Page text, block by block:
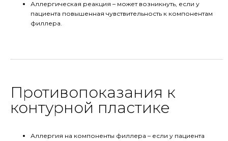
Аллергическая реакция – может возникнуть, если у
пациента повышенная чувствительность к компонентам
филлера.
Противопоказания к
контурной пластике
Аллергия на компоненты филлера – если у пациента